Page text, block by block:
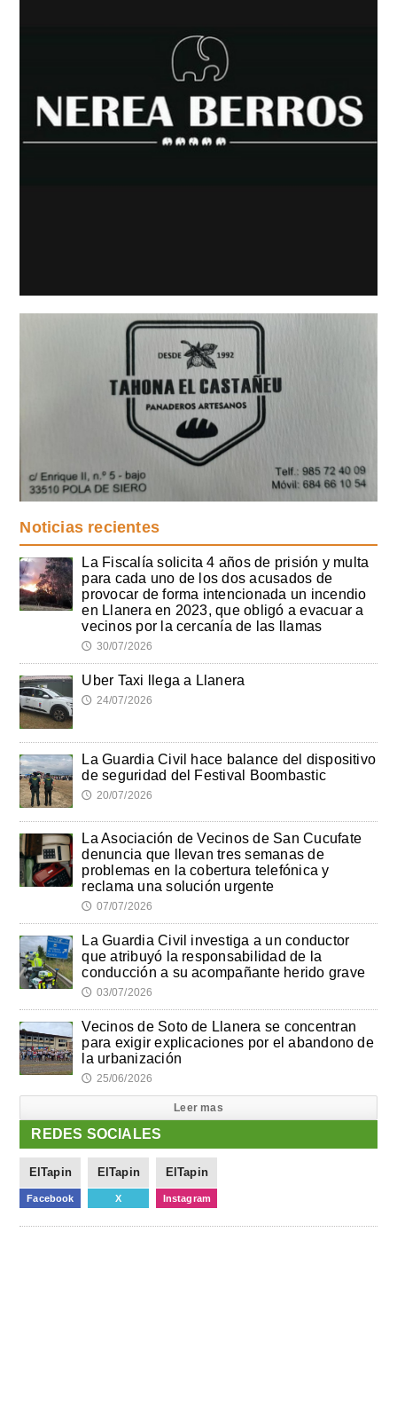
Noticias recientes
La Fiscalía solicita 4 años de prisión y multa
para cada uno de los dos acusados de
provocar de forma intencionada un incendio
en Llanera en 2023, que obligó a evacuar a
vecinos por la cercanía de las llamas
🕔 30/07/2026
Uber Taxi llega a Llanera
🕔 24/07/2026
La Guardia Civil hace balance del dispositivo
de seguridad del Festival Boombastic
🕔 20/07/2026
La Asociación de Vecinos de San Cucufate
denuncia que llevan tres semanas de
problemas en la cobertura telefónica y
reclama una solución urgente
🕔 07/07/2026
La Guardia Civil investiga a un conductor
que atribuyó la responsabilidad de la
conducción a su acompañante herido grave
🕔 03/07/2026
Vecinos de Soto de Llanera se concentran
para exigir explicaciones por el abandono de
la urbanización
🕔 25/06/2026
Leer mas
REDES SOCIALES
ElTapin
Facebook
ElTapin
X
ElTapin
Instagram